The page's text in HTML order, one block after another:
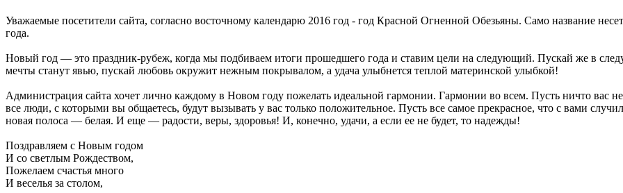
Уважаемые посетители сайта, согласно восточному календарю 2016 год - год Красной Огненной Обезьяны. Само название
года.
Новый год — это праздник-рубеж, когда мы подбиваем итоги прошедшего года и ставим цели на следующий. Пускай же в
мечты станут явью, пускай любовь окружит нежным покрывалом, а удача улыбнется теплой материнской улыбкой!
Администрация сайта хочет лично каждому в Новом году пожелать идеальной гармонии. Гармонии во всем. Пусть ничто вас не
все люди, с которыми вы общаетесь, будут вызывать у вас только положительное. Пусть все самое прекрасное, что с вами
новая полоса — белая. И еще — радости, веры, здоровья! И, конечно, удачи, а если ее не будет, то надежды!
Поздравляем с Новым годом
И со светлым Рождеством,
Пожелаем счастья много
И веселья за столом,